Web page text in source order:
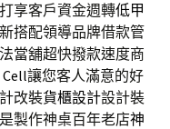
享客戶資金週轉低甲
搭配領導品牌借款管
當舖超快撥款速度商
Cell讓您客人滿意的好
改裝貨櫃設計設計裝
製作神桌百年老店神